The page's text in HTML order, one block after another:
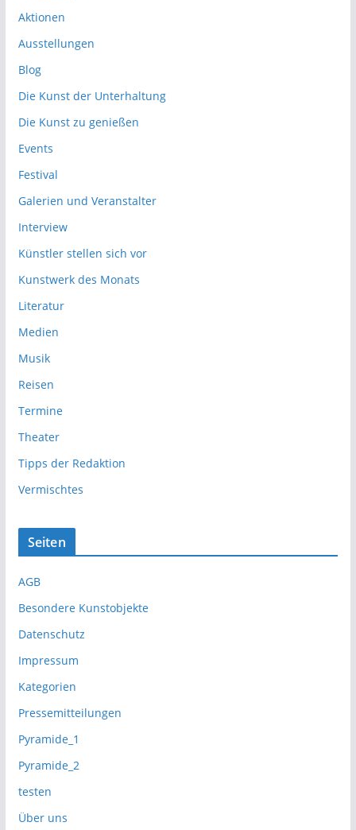
Aktionen
Ausstellungen
Blog
Die Kunst der Unterhaltung
Die Kunst zu genießen
Events
Festival
Galerien und Veranstalter
Interview
Künstler stellen sich vor
Kunstwerk des Monats
Literatur
Medien
Musik
Reisen
Termine
Theater
Tipps der Redaktion
Vermischtes
Seiten
AGB
Besondere Kunstobjekte
Datenschutz
Impressum
Kategorien
Pressemitteilungen
Pyramide_1
Pyramide_2
testen
Über uns